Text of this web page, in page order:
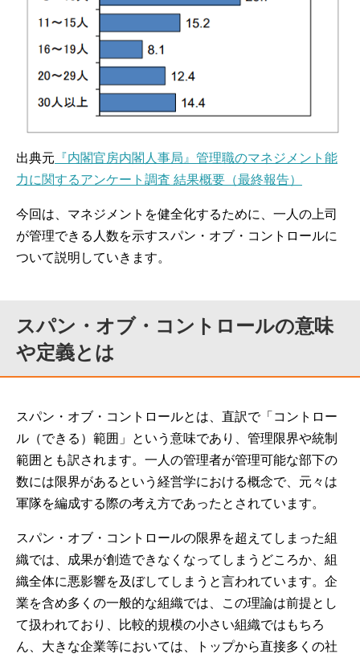
出典元 『内閣官房内閣人事局』管理職のマネジメント能
力に関するアンケート調査 結果概要（最終報告）
今回は、マネジメントを健全化するために、一人の上司
が管理できる人数を示すスパン・オブ・コントロールに
ついて説明していきます。
スパン・オブ・コントロールの意味
や定義とは
スパン・オブ・コントロールとは、直訳で「コントロー
ル（できる）範囲」という意味であり、管理限界や統制
範囲とも訳されます。一人の管理者が管理可能な部下の
数には限界があるという経営学における概念で、元々は
軍隊を編成する際の考え方であったとされています。
スパン・オブ・コントロールの限界を超えてしまった組
織では、成果が創造できなくなってしまうどころか、組
織全体に悪影響を及ぼしてしまうと言われています。企
業を含め多くの一般的な組織では、この理論は前提とし
て扱われており、比較的規模の小さい組織ではもちろ
ん、大きな企業等においては、トップから直接多くの社